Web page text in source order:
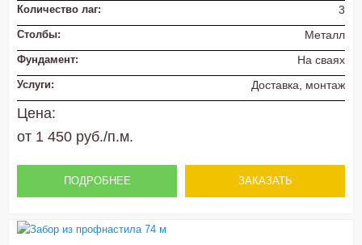
Количество лаг: 3
Столбы: Металл
Фундамент: На сваях
Услуги: Доставка, монтаж
Цена:
от 1 450 руб./п.м.
ПОДРОБНЕЕ ЗАКАЗАТЬ